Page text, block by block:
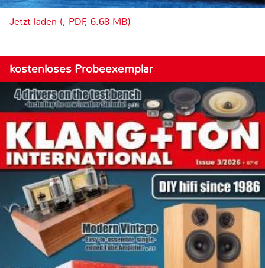
Jetzt laden (, PDF, 6.68 MB)
kostenloses Probeexemplar